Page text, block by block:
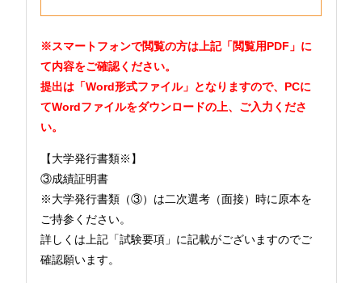
※スマートフォンで閲覧の方は上記「閲覧用PDF」に
て内容をご確認ください。
提出は「Word形式ファイル」となりますので、PCに
てWordファイルをダウンロードの上、ご入力くださ
い。
【大学発行書類※】
③成績証明書
※大学発行書類（③）は二次選考（面接）時に原本を
ご持参ください。
詳しくは上記「試験要項」に記載がございますのでご
確認願います。